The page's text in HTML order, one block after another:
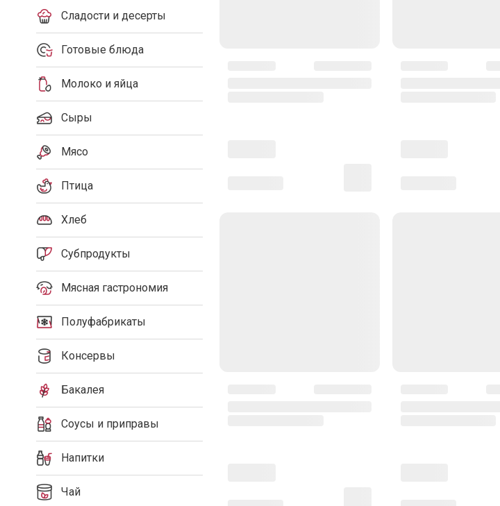
Сладости и десерты
Готовые блюда
Молоко и яйца
Сыры
Мясо
Птица
Хлеб
Субпродукты
Мясная гастрономия
Полуфабрикаты
Консервы
Бакалея
Соусы и приправы
Напитки
Чай